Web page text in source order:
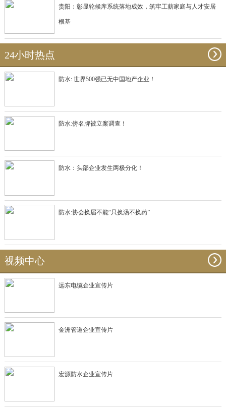
贵阳：彰显轮候库系统落地成效，筑牢工薪家庭与人才安居
根基
24小时热点
防水: 世界500强已无中国地产企业！
防水:傍名牌被立案调查！
防水：头部企业发生两极分化！
防水:协会换届不能“只换汤不换药”
视频中心
远东电缆企业宣传片
金洲管道企业宣传片
宏源防水企业宣传片